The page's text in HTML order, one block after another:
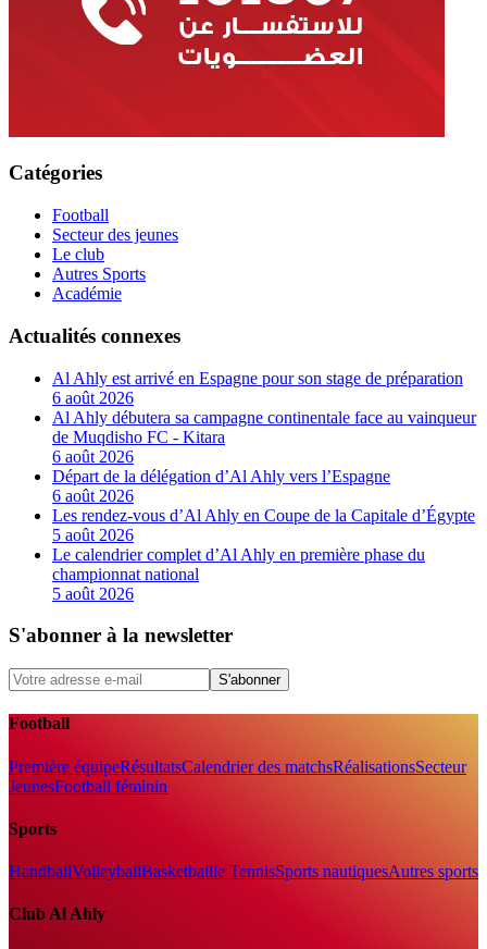
Catégories
Football
Secteur des jeunes
Le club
Autres Sports
Académie
Actualités connexes
Al Ahly est arrivé en Espagne pour son stage de préparation
6 août 2026
Al Ahly débutera sa campagne continentale face au vainqueur
de Muqdisho FC - Kitara
6 août 2026
Départ de la délégation d’Al Ahly vers l’Espagne
6 août 2026
Les rendez-vous d’Al Ahly en Coupe de la Capitale d’Égypte
5 août 2026
Le calendrier complet d’Al Ahly en première phase du
championnat national
5 août 2026
S'abonner à la newsletter
S'abonner
Football
Première équipeRésultatsCalendrier des matchsRéalisationsSecteur
JeunesFootball féminin
Sports
HandballVolleyballBasketballle TennisSports nautiquesAutres sports
Club Al Ahly